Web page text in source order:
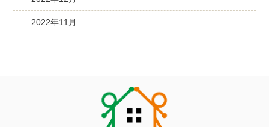
2022年11月